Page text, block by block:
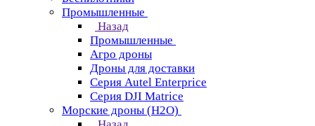
Промышленные
Назад
Промышленные
Агро дроны
Дроны для доставки
Серия Autel Enterprice
Серия DJI Matrice
Морские дроны (H2O)